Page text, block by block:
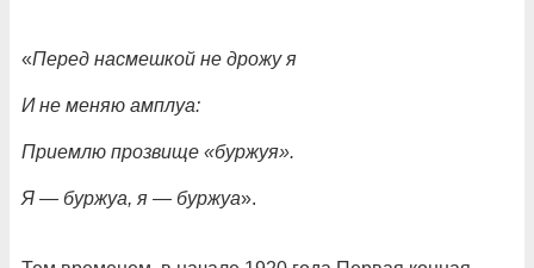
«Перед насмешкой не дрожу я
И не меняю амплуа:
Приемлю прозвище «буржуя».
Я — буржуа, я — буржуа».